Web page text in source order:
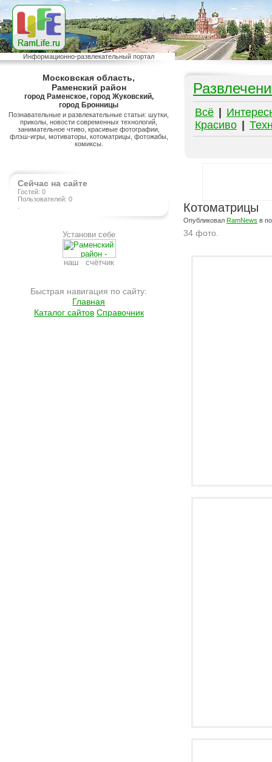
Информационно-развлекательный портал
Московская область,
Раменский район
город Раменское, город Жуковский,
город Бронницы
Познавательные и развлекательные статьи: шутки,
приколы, новости современных технологий,
занимательное чтиво, красивые фотографии,
флэш-игры, мотиваторы, котоматрицы, фотожабы,
комиксы.
Сейчас на сайте
Гостей: 0
Пользователей: 0
Установи себе
наш счётчик
Быстрая навигация по сайту:
Главная
Каталог сайтов Справочник
Всё
Красиво
Котоматрицы
Опубликовал RamNews в
34 фото.